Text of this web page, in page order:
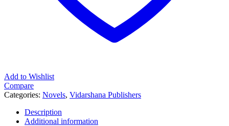
Add to Wishlist
Compare
Categories: Novels, Vidarshana Publishers
Description
Additional information